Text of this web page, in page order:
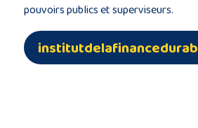
pouvoirs publics et superviseurs.